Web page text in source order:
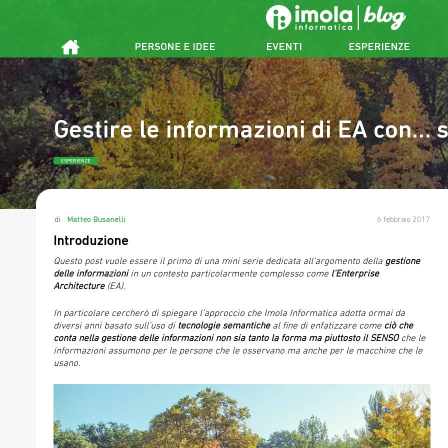
PERSONE E IDEE EVENTI ESPERIENZE
Gestire le informazioni di EA con…
ESPERIENZE
by Matteo Busanelli 6 febbraio 2017
Introduzione
Questo post vuole essere il primo di una mini serie dedicata all’argomento della gestione
delle informazioniin un contesto particolarmente complesso come l’Enterprise
Architecture(EA).
In particolare cercherò di spiegare l’approccio che Imola Informatica adotta ormai da
diversi anni basato sull’uso di tecnologie semanticheal fine di enfatizzare come ciò che
conta nella gestione delle informazioni non sia tanto la forma ma piuttosto il SENSOche le
informazioni assumono per le persone che le osservano ma anche per le macchine che le
usano.